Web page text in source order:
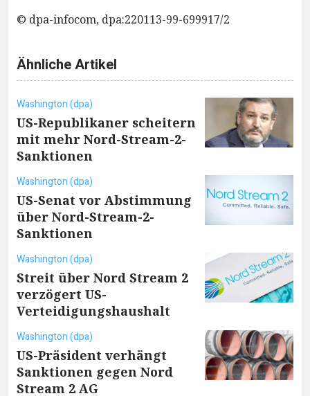
© dpa-infocom, dpa:220113-99-699917/2
Ähnliche Artikel
Washington (dpa)
US-Republikaner scheitern
mit mehr Nord-Stream-2-
Sanktionen
Washington (dpa)
US-Senat vor Abstimmung
über Nord-Stream-2-
Sanktionen
Washington (dpa)
Streit über Nord Stream 2
verzögert US-
Verteidigungshaushalt
Washington (dpa)
US-Präsident verhängt
Sanktionen gegen Nord
Stream 2 AG